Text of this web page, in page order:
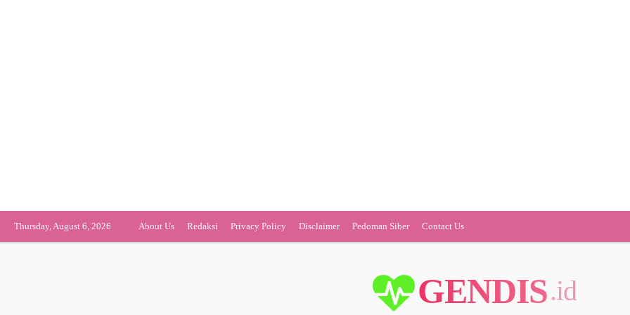
Thursday, August 6, 2026 About Us Redaksi Privacy Policy Disclaimer Pedoman Siber Contact Us
GENDIS.id